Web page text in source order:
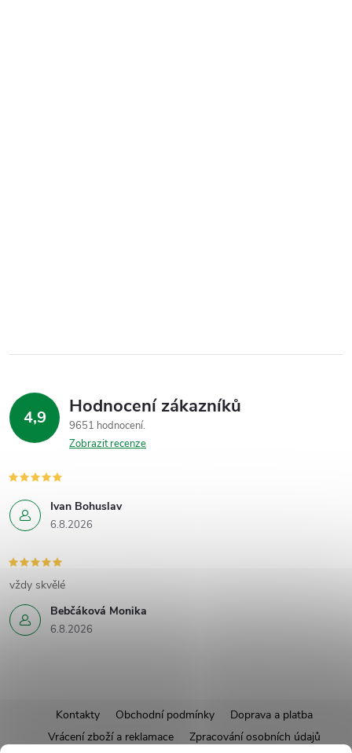
4,9 Hodnocení zákazníků
9651 hodnocení
Zobrazit recenze
Ivan Bohuslav
6.8.2026
Bebčáková Monika
6.8.2026
vždy skvělé
Kontakty Obchodní podmínky
Doprava a platba
Vrácení zboží a reklamace
Zpracování osobních údajů